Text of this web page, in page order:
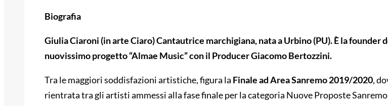
Biografia
Giulia Ciaroni (in arte Ciaro) Cantautrice marchigiana, nata a Urbino (PU). È la founder
nuovissimo progetto “Almae Music” con il Producer Giacomo Bertozzini.
Tra le maggiori soddisfazioni artistiche, figura la Finale ad Area Sanremo 2019/2020,
rientrata tra gli artisti ammessi alla fase finale per la categoria Nuove Proposte Sanremo